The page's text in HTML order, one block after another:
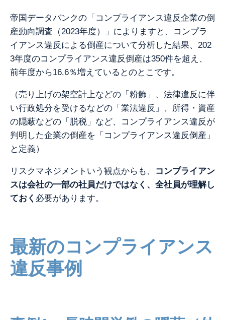
帝国データバンクの「コンプライアンス違反企業の倒
産動向調査（2023年度）」によりますと、コンプラ
イアンス違反による倒産について分析した結果、 202
3年度のコンプライアンス違反倒産は350件を超え、
前年度から16.6％増えているとのとこです。
（売り上げの架空計上などの「粉飾」、法律違反に伴
い行政処分を受けるなどの「業法違反」、所得・資産
の隠蔽などの「脱税」など、コンプライアンス違反が
判明した企業の倒産を「コンプライアンス違反倒産」
と定義）
リスクマネジメントいう観点からも、
コンプライアン
スは会社の一部の社員だけではなく、全社員が理解し
ておく 必要があります。
最新のコンプライアンス
違反事例